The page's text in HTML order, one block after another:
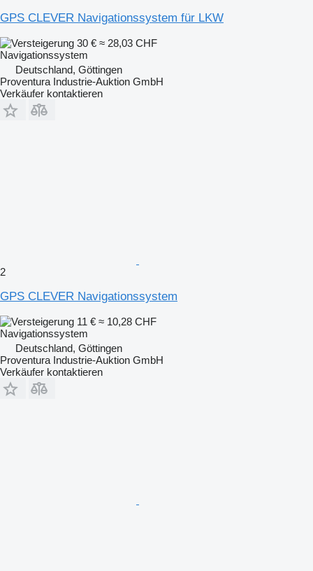
GPS CLEVER Navigationssystem für LKW
30 € ≈ 28,03 CHF
Navigationssystem
Deutschland, Göttingen
Proventura Industrie-Auktion GmbH
Verkäufer kontaktieren
2
GPS CLEVER Navigationssystem
11 € ≈ 10,28 CHF
Navigationssystem
Deutschland, Göttingen
Proventura Industrie-Auktion GmbH
Verkäufer kontaktieren